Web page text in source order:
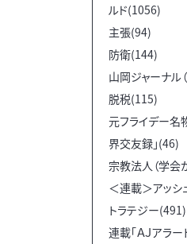
ルド(1056)
主張(94)
防衛(144)
山岡ジャーナル
脱税(115)
元フライデー名
界交友録」(46)
宗教法人（学会
＜連載＞アッシ
トラテジー(491)
連載「ＡＪアラー